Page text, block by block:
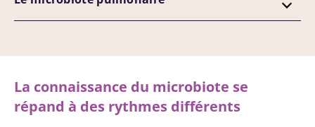
La connaissance du microbiote se
répand à des rythmes différents